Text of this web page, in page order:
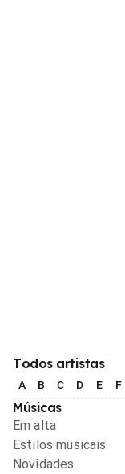
Todos artistas
A B C D E F
Músicas
Em alta
Estilos musicais
Novidades